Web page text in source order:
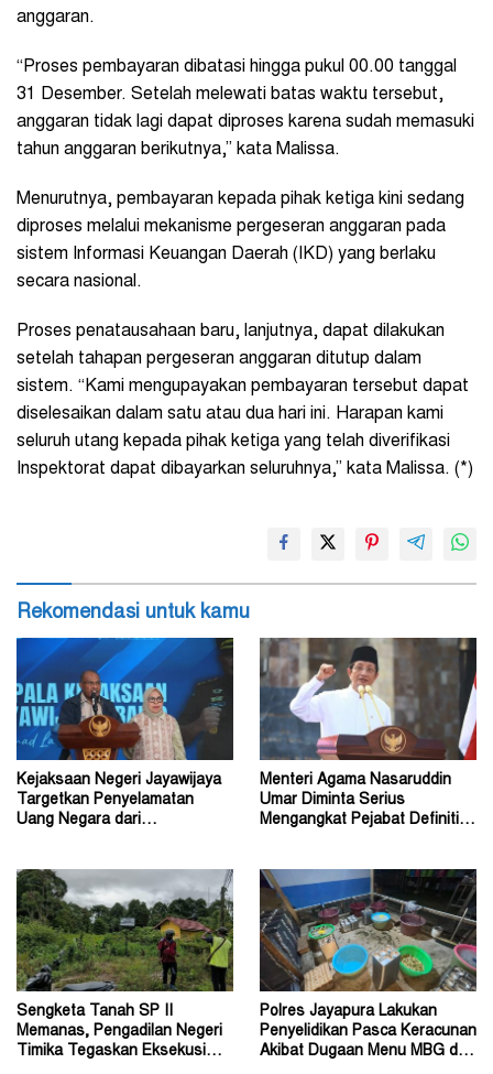
anggaran.
“Proses pembayaran dibatasi hingga pukul 00.00 tanggal
31 Desember. Setelah melewati batas waktu tersebut,
anggaran tidak lagi dapat diproses karena sudah memasuki
tahun anggaran berikutnya,” kata Malissa.
Menurutnya, pembayaran kepada pihak ketiga kini sedang
diproses melalui mekanisme pergeseran anggaran pada
sistem Informasi Keuangan Daerah (IKD) yang berlaku
secara nasional.
Proses penatausahaan baru, lanjutnya, dapat dilakukan
setelah tahapan pergeseran anggaran ditutup dalam
sistem. “Kami mengupayakan pembayaran tersebut dapat
diselesaikan dalam satu atau dua hari ini. Harapan kami
seluruh utang kepada pihak ketiga yang telah diverifikasi
Inspektorat dapat dibayarkan seluruhnya,” kata Malissa. (*)
Rekomendasi untuk kamu
Kejaksaan Negeri Jayawijaya
Targetkan Penyelamatan
Uang Negara dari
Menteri Agama Nasaruddin
Umar Diminta Serius
Mengangkat Pejabat Definitif
Sengketa Tanah SP II
Memanas, Pengadilan Negeri
Timika Tegaskan Eksekusi
Polres Jayapura Lakukan
Penyelidikan Pasca Keracunan
Akibat Dugaan Menu MBG di